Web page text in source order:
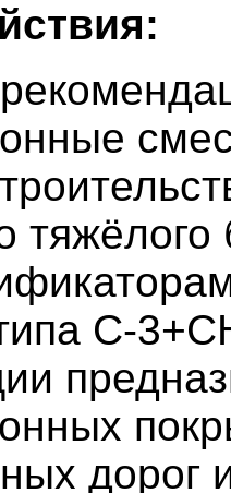
С-
дорог